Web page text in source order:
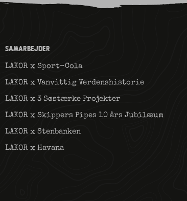
SAMARBEJDER
LAKOR x Sport-Cola
LAKOR x Vanvittig Verdenshistorie
LAKOR x 3 Søstærke Projekter
LAKOR x Skippers Pipes 10 års Jubilæum
LAKOR x Stenbanken
LAKOR x Havana